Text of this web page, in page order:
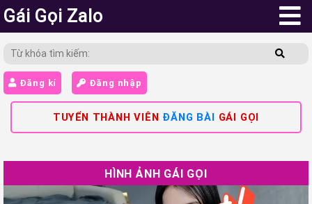
Gái Gọi Zalo
Đăng kí Đăng nhập
TUYỂN THÀNH VIÊN ĐĂNG BÀI GÁI GỌI
HÌNH ẢNH GÁI GỌI